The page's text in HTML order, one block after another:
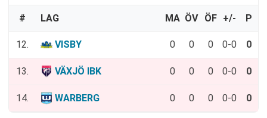
# LAG MA ÖV ÖF +/- P
12. VISBY 0 0 0 0-0 0
13. VÄXJÖ IBK 0 0 0 0-0 0
14. WARBERG 0 0 0 0-0 0